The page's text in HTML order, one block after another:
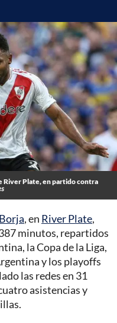
River Plate, en partido contra
, en River Plate,
minutos, repartidos
la Copa de la Liga,
y los playoffs
las redes en 31
asistencias y